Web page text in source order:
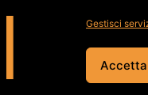
Gestisci
Accetta